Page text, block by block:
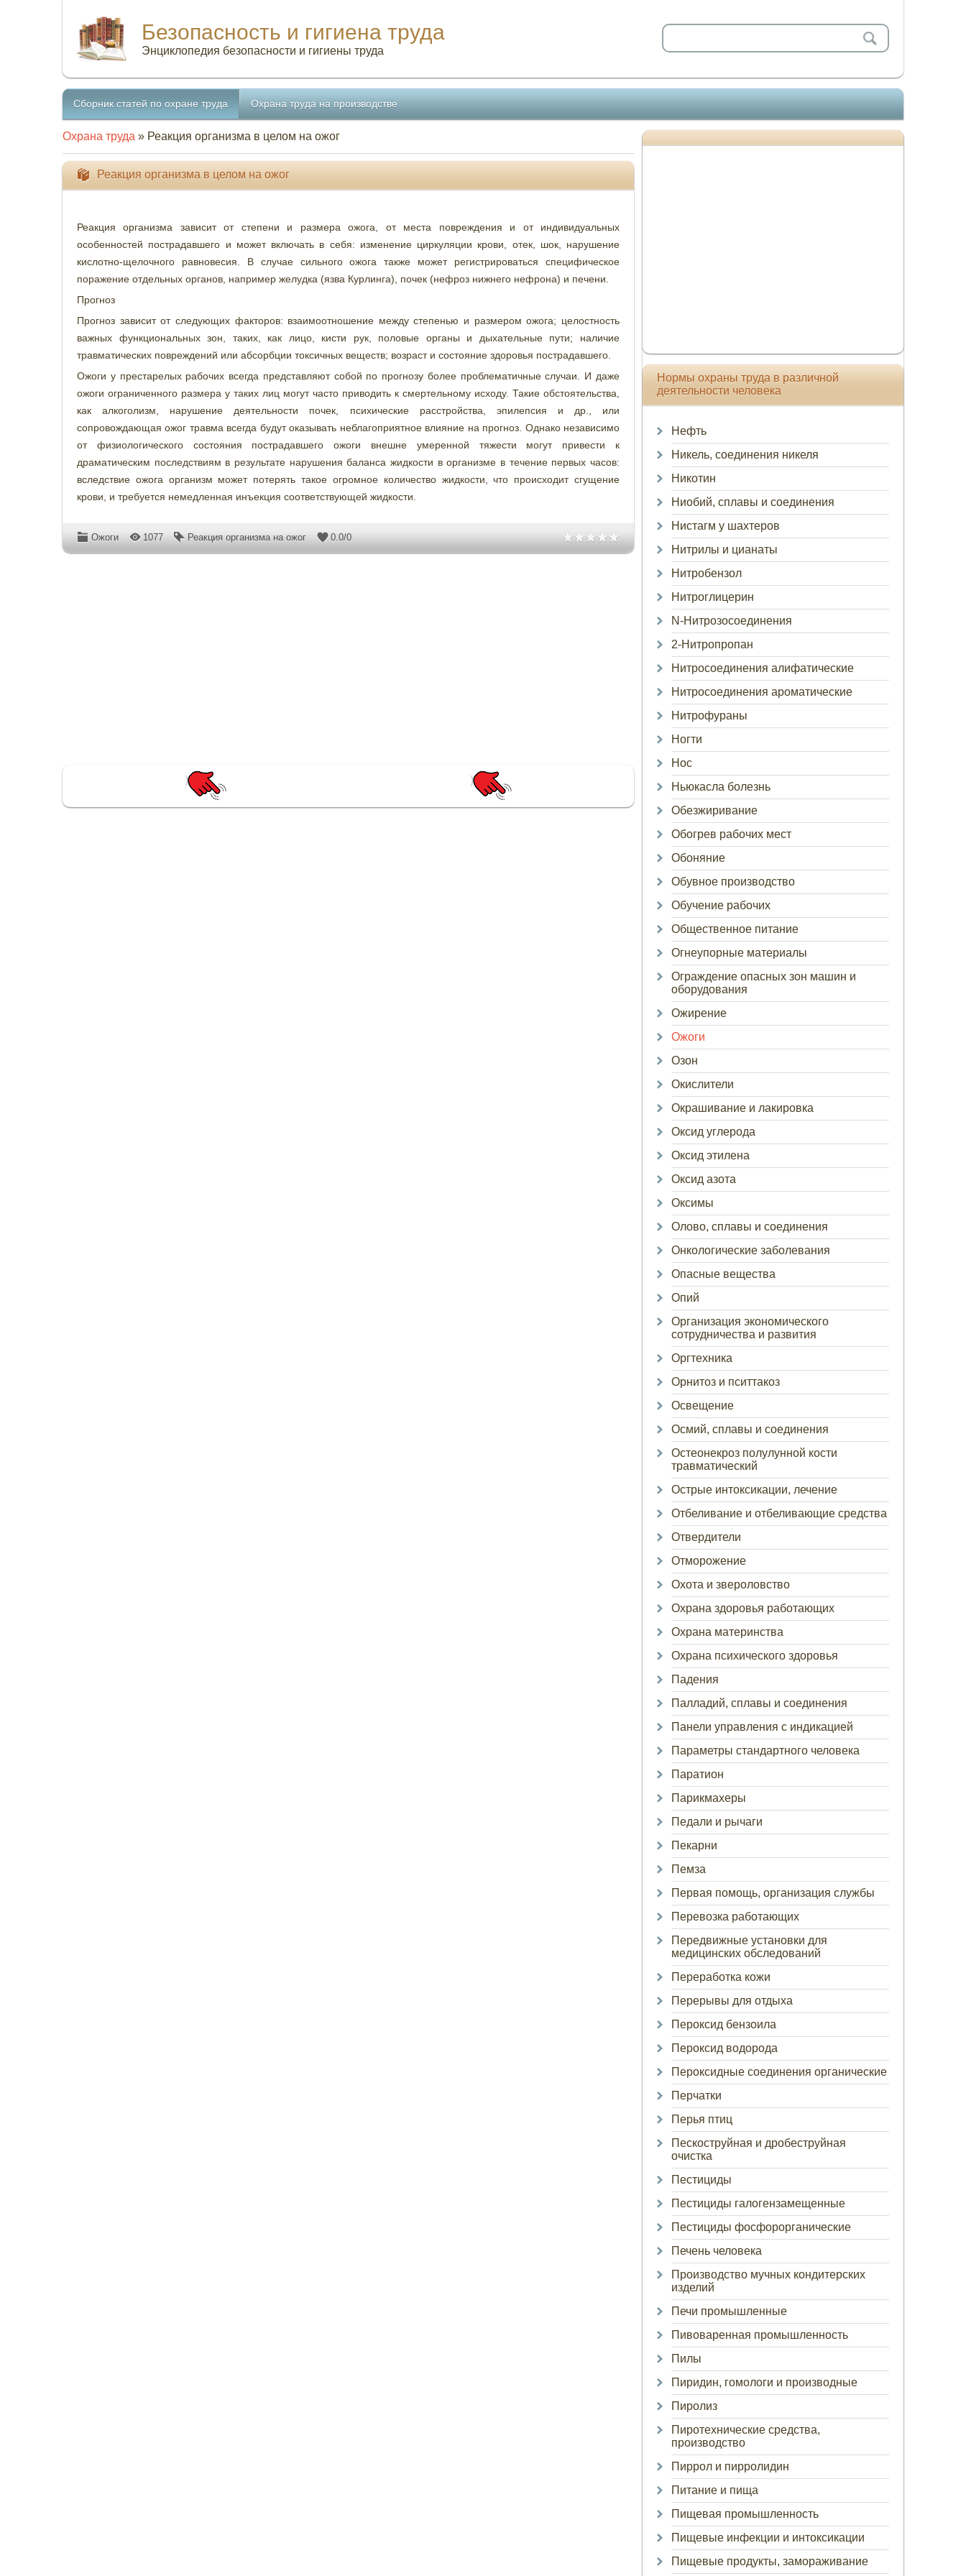
Безопасность и гигиена труда
Энциклопедия безопасности и гигиены труда
Сборник статей по охране труда Охрана труда на производстве
Охрана труда » Реакция организма в целом на ожог
Реакция организма в целом на ожог
Реакция организма зависит от степени и размера ожога, от места повреждения и от индивидуальных
особенностей пострадавшего и может включать в себя: изменение циркуляции крови, отек, шок, нарушение
кислотно-щелочного равновесия. В случае сильного ожога также может регистрироваться специфическое
поражение отдельных органов, например желудка (язва Курлинга), почек (нефроз нижнего нефрона) и печени.
Прогноз
Прогноз зависит от следующих факторов: взаимоотношение между степенью и размером ожога; целостность
важных функциональных зон, таких, как лицо, кисти рук, половые органы и дыхательные пути; наличие
травматических повреждений или абсорбции токсичных веществ; возраст и состояние здоровья пострадавшего.
Ожоги у престарелых рабочих всегда представляют собой по прогнозу более проблематичные случаи. И даже
ожоги ограниченного размера у таких лиц могут часто приводить к смертельному исходу. Такие обстоятельства,
как алкоголизм, нарушение деятельности почек, психические расстройства, эпилепсия и др., или
сопровождающая ожог травма всегда будут оказывать неблагоприятное влияние на прогноз. Однако независимо
от физиологического состояния пострадавшего ожоги внешне умеренной тяжести могут привести к
драматическим последствиям в результате нарушения баланса жидкости в организме в течение первых часов:
вследствие ожога организм может потерять такое огромное количество жидкости, что происходит сгущение
крови, и требуется немедленная инъекция соответствующей жидкости.
Ожоги 1077 Реакция организма на ожог 0.0/0
Нормы охраны труда в различной
деятельности человека
Нефть
Никель, соединения никеля
Никотин
Ниобий, сплавы и соединения
Нистагм у шахтеров
Нитрилы и цианаты
Нитробензол
Нитроглицерин
N-Нитрозосоединения
2-Нитропропан
Нитросоединения алифатические
Нитросоединения ароматические
Нитрофураны
Ногти
Нос
Ньюкасла болезнь
Обезжиривание
Обогрев рабочих мест
Обоняние
Обувное производство
Обучение рабочих
Общественное питание
Огнеупорные материалы
Ограждение опасных зон машин и
оборудования
Ожирение
Ожоги
Озон
Окислители
Окрашивание и лакировка
Оксид углерода
Оксид этилена
Оксид азота
Оксимы
Олово, сплавы и соединения
Онкологические заболевания
Опасные вещества
Опий
Организация экономического
сотрудничества и развития
Оргтехника
Орнитоз и пситтакоз
Освещение
Осмий, сплавы и соединения
Остеонекроз полулунной кости
травматический
Острые интоксикации, лечение
Отбеливание и отбеливающие средства
Отвердители
Отморожение
Охота и звероловство
Охрана здоровья работающих
Охрана материнства
Охрана психического здоровья
Падения
Палладий, сплавы и соединения
Панели управления с индикацией
Параметры стандартного человека
Паратион
Парикмахеры
Педали и рычаги
Пекарни
Пемза
Первая помощь, организация службы
Перевозка работающих
Передвижные установки для
медицинских обследований
Переработка кожи
Перерывы для отдыха
Пероксид бензоила
Пероксид водорода
Пероксидные соединения органические
Перчатки
Перья птиц
Пескоструйная и дробеструйная
очистка
Пестициды
Пестициды галогензамещенные
Пестициды фосфорорганические
Печень человека
Производство мучных кондитерских
изделий
Печи промышленные
Пивоваренная промышленность
Пилы
Пиридин, гомологи и производные
Пиролиз
Пиротехнические средства,
производство
Пиррол и пирролидин
Питание и пища
Пищевая промышленность
Пищевые инфекции и интоксикации
Пищевые продукты, замораживание